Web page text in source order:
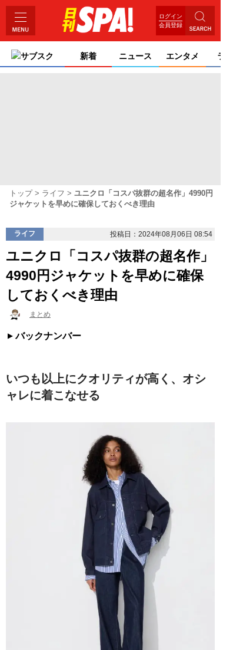
ログイン
会員登録
サブスク 新着 ニュース エンタメ ライ
トップ ライフ
ユニクロ「コスパ抜群の超名作」4990円
ジャケットを早めに確保しておくべき理由
ライフ 投稿日：2024年08月06日 08:54
ユニクロ「コスパ抜群の超名作」
4990円ジャケットを早めに確保
しておくべき理由
まとめ
バックナンバー
いつも以上にクオリティが高く、オシ
ャレに着こなせる